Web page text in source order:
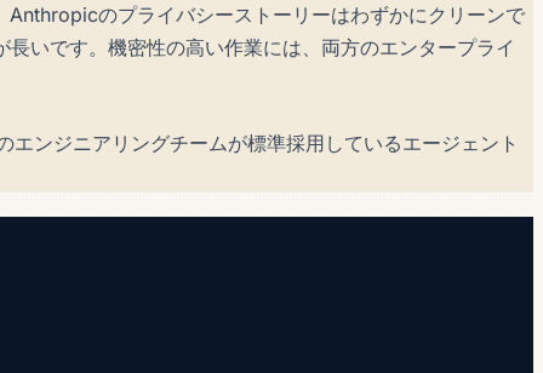
のプライバシーストーリーはわずかにクリーンで
いです。機密性の高い作業には、両方のエンタープライ
ンジニアリングチームが標準採用しているエージェント